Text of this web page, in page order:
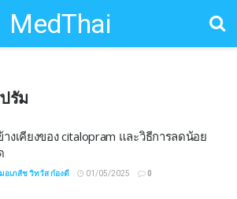
MedThai
รัม
างเคียงของ citalopram และวิธีการลดน้อย
อเภสัช วิทวัส ก๋องดี 01/05/2025 0